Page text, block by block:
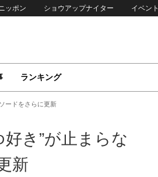
ッポン ショウアップナイター イベント
ランキング
ードをさらに更新
き”が止まらな
新